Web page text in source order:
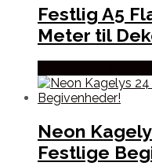
Festlig A5
Meter til
Neon
Festlige